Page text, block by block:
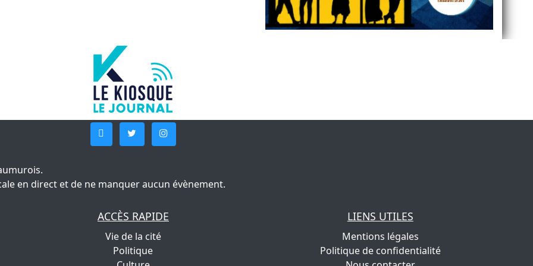
en direct et de ne manquer aucun évènement.
ACCÈS RAPIDE
Vie de la cité
Politique
LIENS UTILES
Mentions légales
Politique de confidentialité